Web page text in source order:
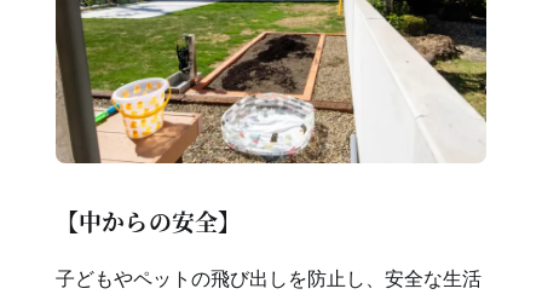
【中からの安全】
子どもやペットの飛び出しを防止し、安全な生活